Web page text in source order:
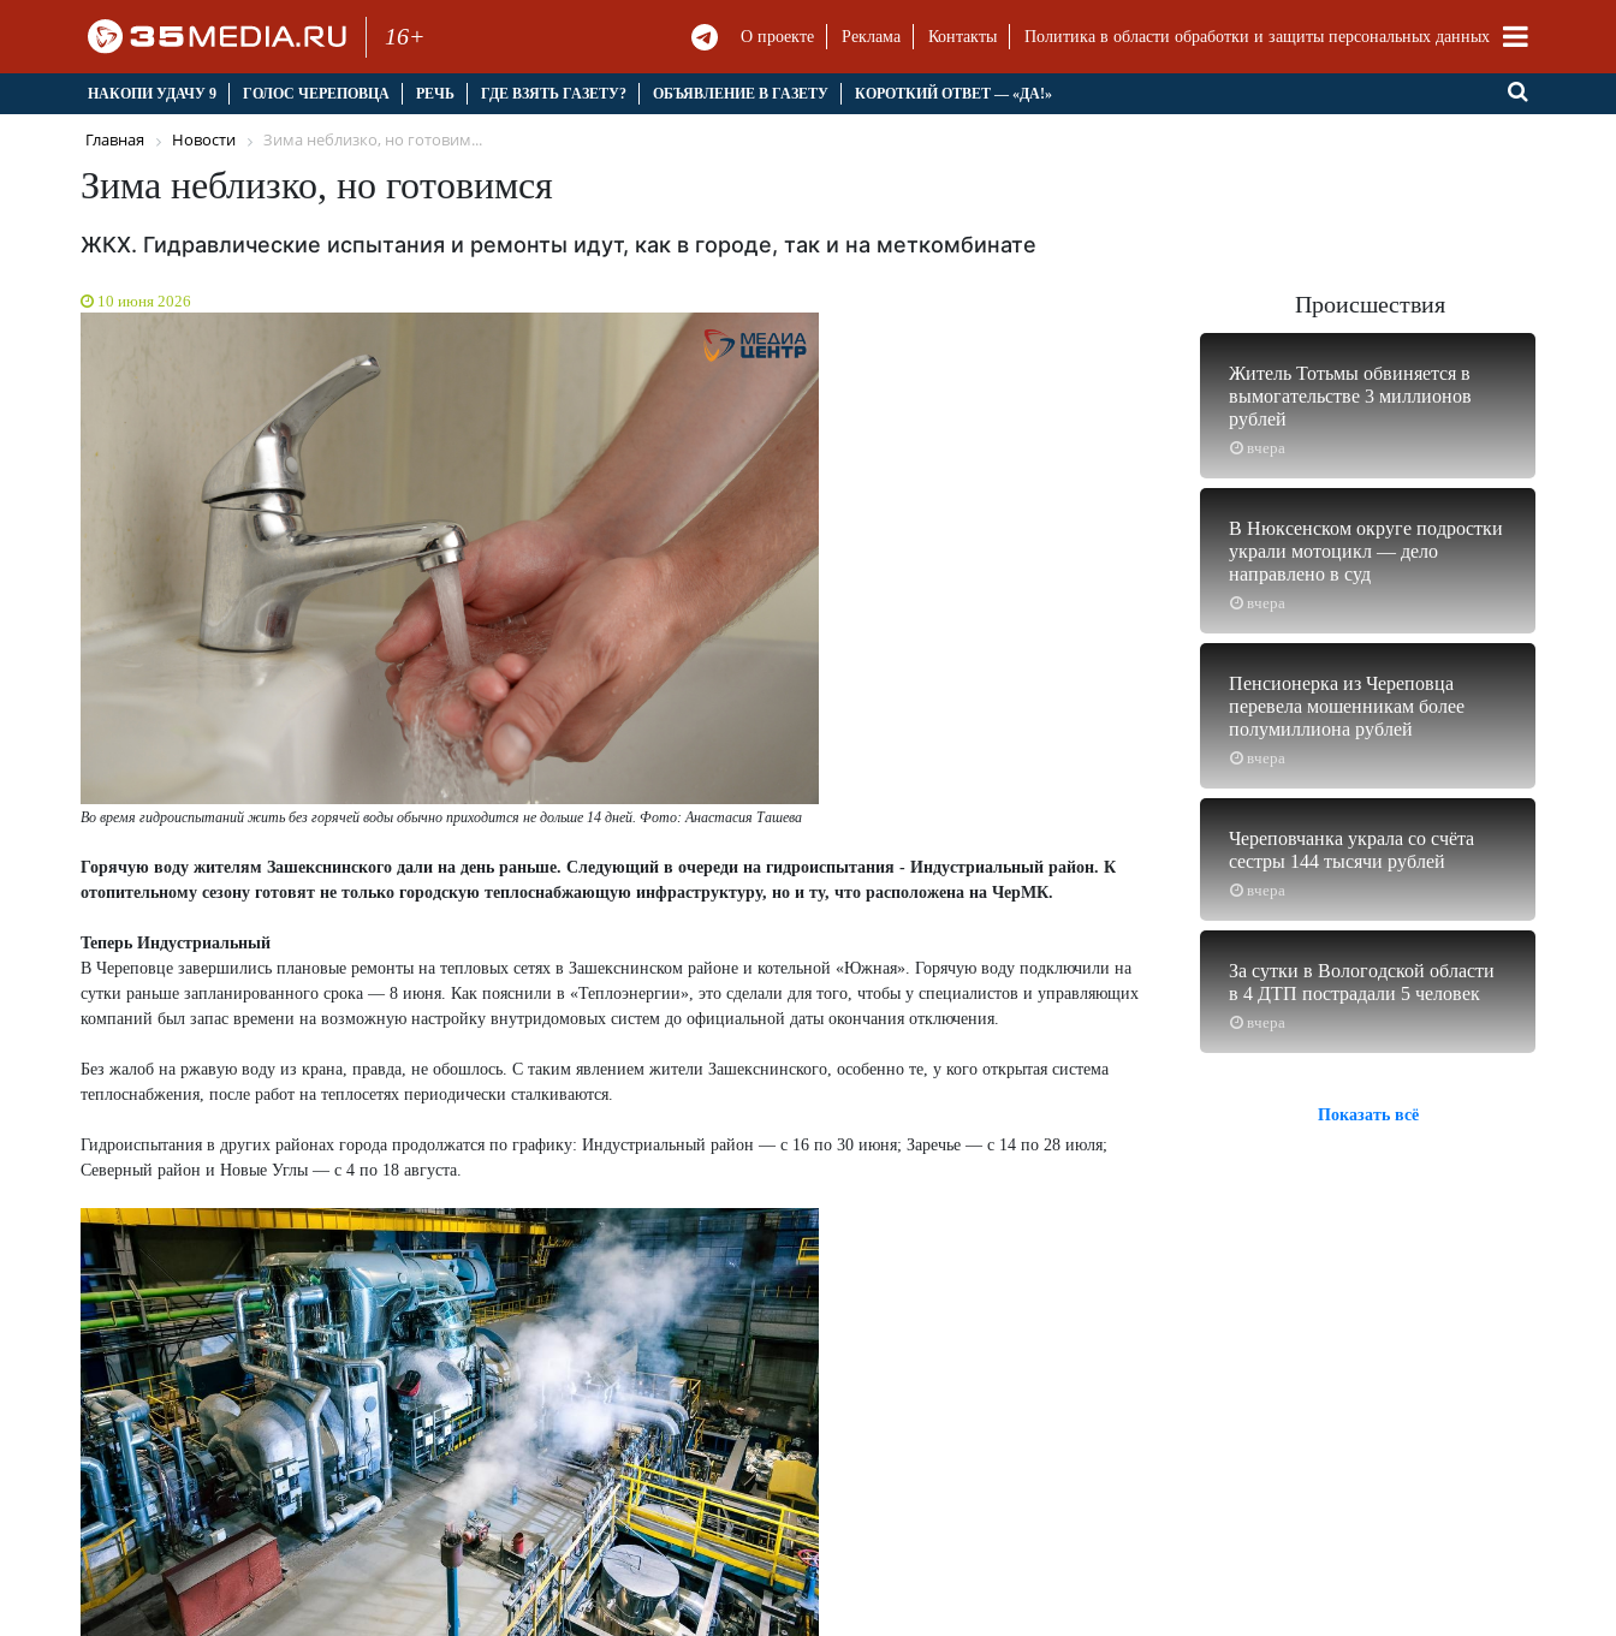
16+ О проекте Реклама Контакты Политика в области обработки и защиты персональных данных
НАКОПИ УДАЧУ 9 ГОЛОС ЧЕРЕПОВЦА РЕЧЬ ГДЕ ВЗЯТЬ ГАЗЕТУ? ОБЪЯВЛЕНИЕ В ГАЗЕТУ КОРОТКИЙ ОТВЕТ — «ДА!»
Главная Новости Зима неблизко, но готовим...
Зима неблизко, но готовимся
ЖКХ. Гидравлические испытания и ремонты идут, как в городе, так и на меткомбинате
10 июня 2026
Во время гидроиспытаний жить без горячей воды обычно приходится не дольше 14 дней. Фото: Анастасия Ташева
Горячую воду жителям Зашекснинского дали на день раньше. Следующий в очереди на гидроиспытания - Индустриальный район. К
отопительному сезону готовят не только городскую теплоснабжающую инфраструктуру, но и ту, что расположена на ЧерМК.
Теперь Индустриальный
В Череповце завершились плановые ремонты на тепловых сетях в Зашекснинском районе и котельной «Южная». Горячую воду подключили на
сутки раньше запланированного срока — 8 июня. Как пояснили в «Теплоэнергии», это сделали для того, чтобы у специалистов и управляющих
компаний был запас времени на возможную настройку внутридомовых систем до официальной даты окончания отключения.
Без жалоб на ржавую воду из крана, правда, не обошлось. С таким явлением жители Зашекснинского, особенно те, у кого открытая система
теплоснабжения, после работ на теплосетях периодически сталкиваются.
Гидроиспытания в других районах города продолжатся по графику: Индустриальный район — с 16 по 30 июня; Заречье — с 14 по 28 июля;
Северный район и Новые Углы — с 4 по 18 августа.
Происшествия
вчера
Житель Тотьмы обвиняется в
вымогательстве 3 миллионов
рублей
вчера
В Нюксенском округе подростки
украли мотоцикл — дело
направлено в суд
вчера
Пенсионерка из Череповца
перевела мошенникам более
полумиллиона рублей
вчера
Череповчанка украла со счёта
сестры 144 тысячи рублей
вчера
За сутки в Вологодской области
в 4 ДТП пострадали 5 человек
Показать всё